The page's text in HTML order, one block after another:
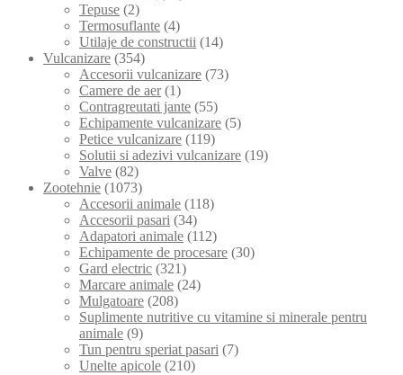
Tepuse (2)
Termosuflante (4)
Utilaje de constructii (14)
Vulcanizare (354)
Accesorii vulcanizare (73)
Camere de aer (1)
Contragreutati jante (55)
Echipamente vulcanizare (5)
Petice vulcanizare (119)
Solutii si adezivi vulcanizare (19)
Valve (82)
Zootehnie (1073)
Accesorii animale (118)
Accesorii pasari (34)
Adapatori animale (112)
Echipamente de procesare (30)
Gard electric (321)
Marcare animale (24)
Mulgatoare (208)
Suplimente nutritive cu vitamine si minerale pentru
animale (9)
Tun pentru speriat pasari (7)
Unelte apicole (210)